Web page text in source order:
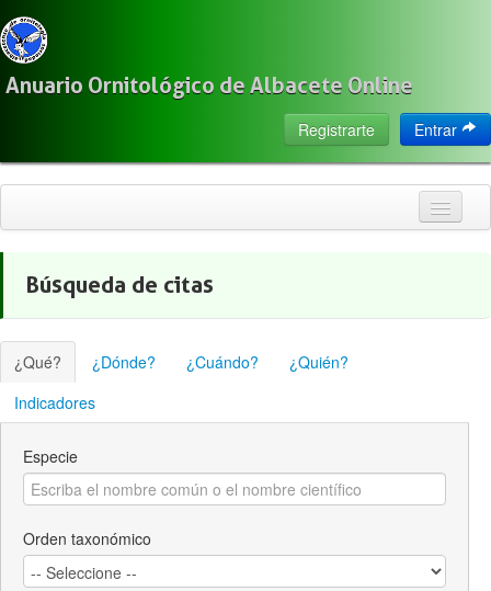
Anuario Ornitológico de Albacete Online
Entrar
Registrarte
Citas
Localización
Observadores
Acerca de
Búsqueda de citas
¿Qué? ¿Dónde? ¿Cuándo?
¿Quién?
Indicadores
Especie
Orden taxonómico